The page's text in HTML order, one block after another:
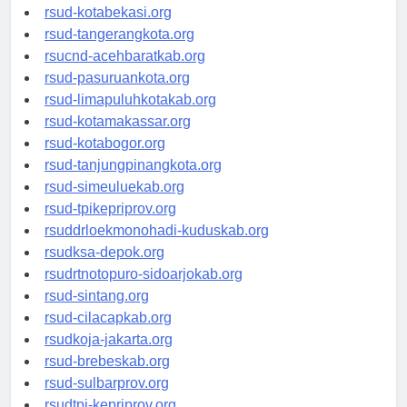
rsud-tangerangkab.org
rsud-kotabekasi.org
rsud-tangerangkota.org
rsucnd-acehbaratkab.org
rsud-pasuruankota.org
rsud-limapuluhkotakab.org
rsud-kotamakassar.org
rsud-kotabogor.org
rsud-tanjungpinangkota.org
rsud-simeuluekab.org
rsud-tpikepriprov.org
rsuddrloekmonohadi-kuduskab.org
rsudksa-depok.org
rsudrtnotopuro-sidoarjokab.org
rsud-sintang.org
rsud-cilacapkab.org
rsudkoja-jakarta.org
rsud-brebeskab.org
rsud-sulbarprov.org